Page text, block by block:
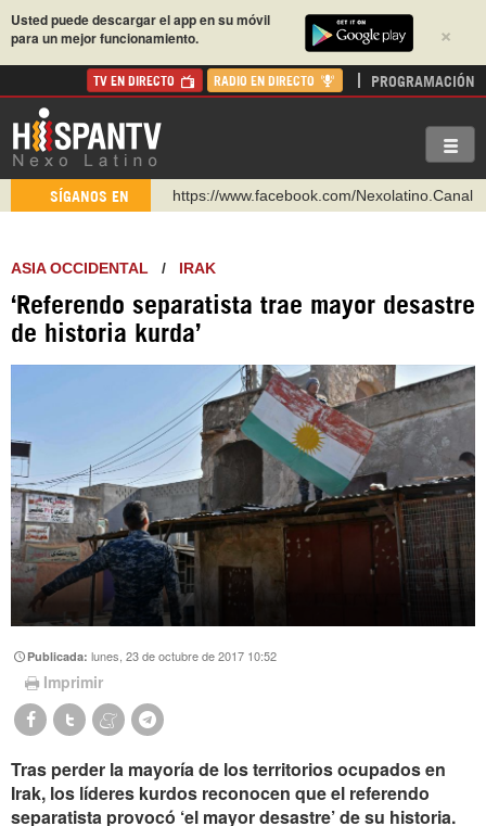
×
Usted puede descargar el app en su móvil
para un mejor funcionamiento.
TV EN DIRECTO RADIO EN DIRECTO PROGRAMACIÓN
SÍGANOS EN https://www.facebook.com/Nexolatino.Canal
https://www.youtube.com/@nexo_latino
https://t.me/hispantvcanal
https://urmedium.com/c/hispantv
WhatsApp y Viber: +98 921 79 29 404
ASIA OCCIDENTAL / IRAK
‘Referendo separatista trae mayor desastre
de historia kurda’
Publicada:lunes, 23 de octubre de 2017 10:52
Imprimir
Tras perder la mayoría de los territorios ocupados en
Irak, los líderes kurdos reconocen que el referendo
separatista provocó ‘el mayor desastre’ de su historia.